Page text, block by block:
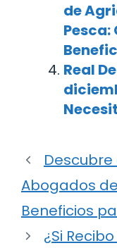
de
Real
Abogados
Beneficios
¿Si